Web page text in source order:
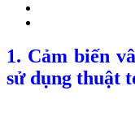
1. Cảm biến
sử dụng thuật